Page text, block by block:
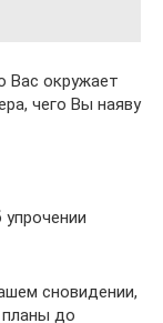
Вас окружает
чего Вы наяву
сновидении,
до